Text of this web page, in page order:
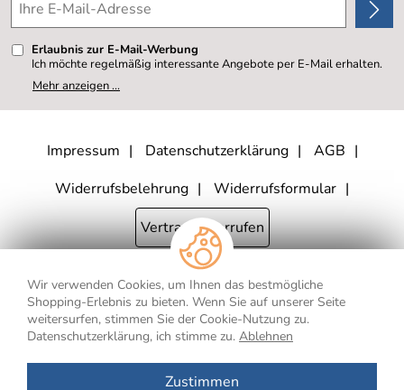
Wir verwenden Cookies, um Ihnen das bestmögliche
Shopping-Erlebnis zu bieten. Wenn Sie auf unserer Seite
weitersurfen, stimmen Sie der Cookie-Nutzung zu.
Datenschutzerklärung, ich stimme zu. Ablehnen
Zustimmen
Erlaubnis zur E-Mail-Werbung
Ich möchte regelmäßig interessante Angebote per E-Mail erhalten.
Meine E-Mail-Adresse wird nicht an andere Unternehmen
weitergegeben. Zu statistischen Zwecken wird in anonymer Form
kann ich jederzeit mit Wirkung für die Zukunft widerrufen, indem ich
den Link "Abmelden" am Ende des Newsletters anklicke oder die
Datenschutzerklärung habe ich zur Kenntnis genommen.
Mehr anzeigen ...
Impressum Datenschutzerklärung
AGB
Widerrufsbelehrung
Widerrufsformular
Vertrag widerrufen
* Alle Preisangaben inkl. MwSt., bis 250,- € Bestellwert zzgl.
Versandkosten, ab 250,- € Bestellwert inkl.Versandkosteninnerhalb
Deutschlands
** Gilt für Lieferungen nach Deutschland. Lieferzeiten für andere Länder